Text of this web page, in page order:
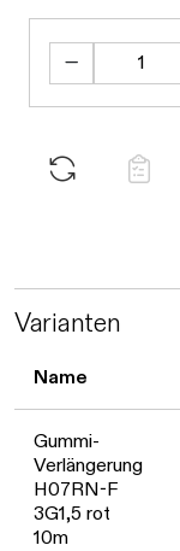
Varianten
Name
Gummi-
Verlängerung
H07RN-F
3G1,5 rot
10m